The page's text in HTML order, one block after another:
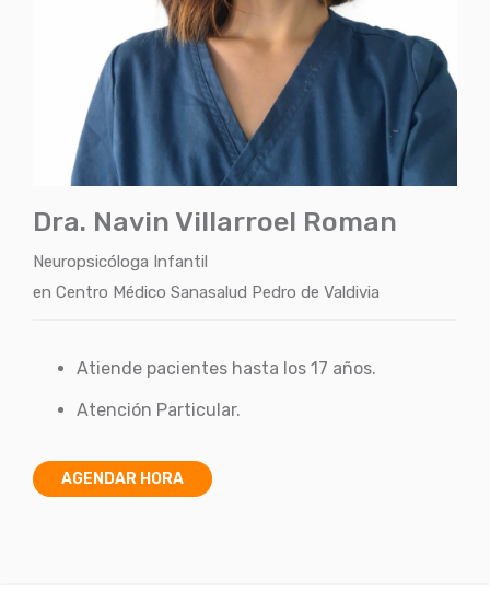
Dra. Navin Villarroel Roman
Neuropsicóloga Infantil
en Centro Médico Sanasalud Pedro de Valdivia
Atiende pacientes hasta los 17 años.
Atención Particular.
AGENDAR HORA